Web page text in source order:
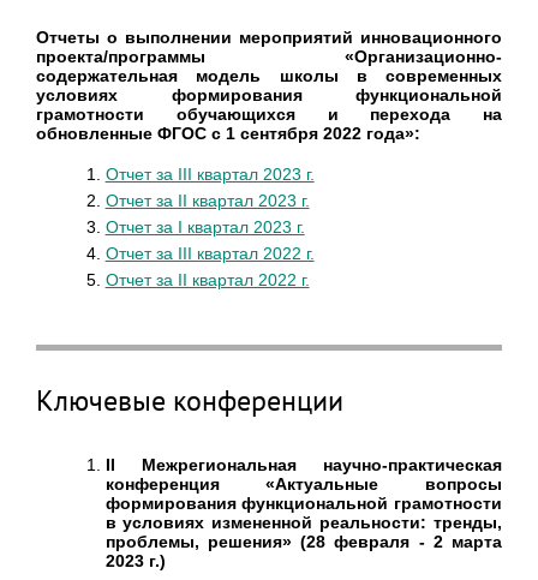
Отчеты о выполнении мероприятий инновационного
проекта/программы «Организационно-
содержательная модель школы в современных
условиях формирования функциональной
грамотности обучающихся и перехода на
обновленные ФГОС с 1 сентября 2022 года»:
Отчет за III квартал 2023 г.
Отчет за II квартал 2023 г.
Отчет за I квартал 2023 г.
Отчет за III квартал 2022 г.
Отчет за II квартал 2022 г.
Ключевые конференции
II Межрегиональная научно-практическая
конференция «Актуальные вопросы
формирования функциональной грамотности
в условиях измененной реальности: тренды,
проблемы, решения» (28 февраля - 2 марта
2023 г.)